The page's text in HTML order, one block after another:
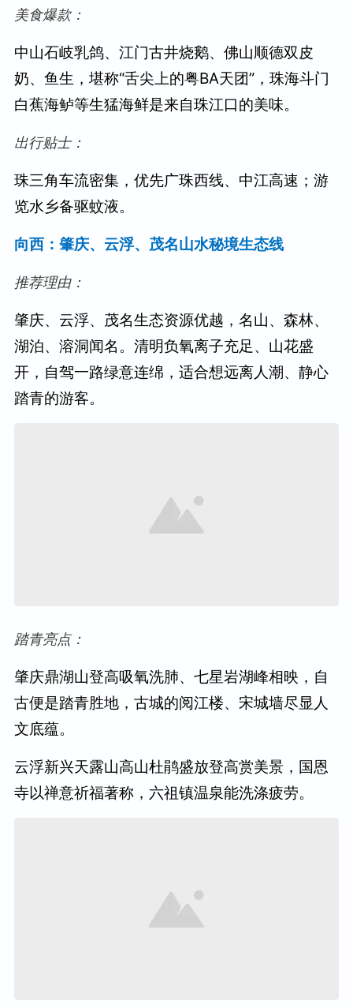
美食爆款：
中山石岐乳鸽、江门古井烧鹅、佛山顺德双皮
奶、鱼生，堪称“舌尖上的粤BA天团”，珠海斗门
白蕉海鲈等生猛海鲜是来自珠江口的美味。
出行贴士：
珠三角车流密集，优先广珠西线、中江高速；游
览水乡备驱蚊液。
向西：肇庆、云浮、茂名山水秘境生态线
推荐理由：
肇庆、云浮、茂名生态资源优越，名山、森林、
湖泊、溶洞闻名。清明负氧离子充足、山花盛
开，自驾一路绿意连绵，适合想远离人潮、静心
踏青的游客。
踏青亮点：
肇庆鼎湖山登高吸氧洗肺、七星岩湖峰相映，自
古便是踏青胜地，古城的阅江楼、宋城墙尽显人
文底蕴。
云浮新兴天露山高山杜鹃盛放登高赏美景，国恩
寺以禅意祈福著称，六祖镇温泉能洗涤疲劳。